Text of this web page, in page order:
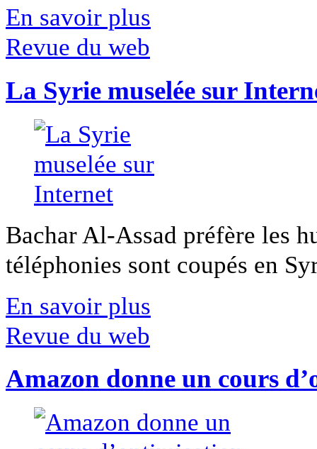
En savoir plus
Revue du web
La Syrie muselée sur
Bachar Al-Assad préfère les
téléphonies sont coupés en
En savoir plus
Revue du web
Amazon donne un cours